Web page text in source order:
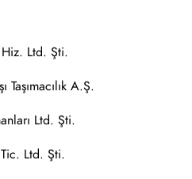
Hiz. Ltd. Şti.
Taşımacılık A.Ş.
Ltd. Şti.
Ltd. Şti.